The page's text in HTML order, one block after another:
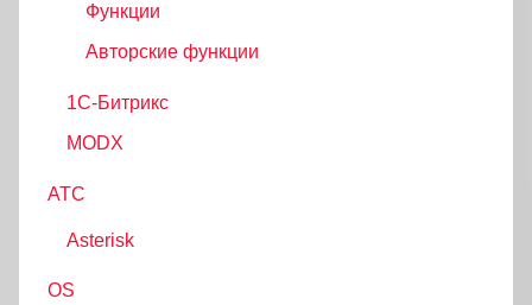
Функции
Авторские функции
1С-Битрикс
MODX
АТС
Asterisk
OS